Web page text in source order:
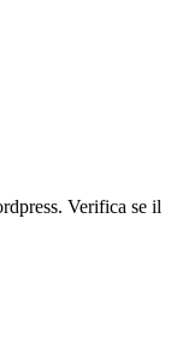
Verifica se il